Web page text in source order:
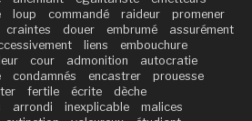
loup commandé raideur
promener
craintes douer embrumé
assurément
liens
embouchure
cour admonition
autocratie
condamnés encastrer
prouesse
fertile écrite
dèche
arrondi inexplicable
malices